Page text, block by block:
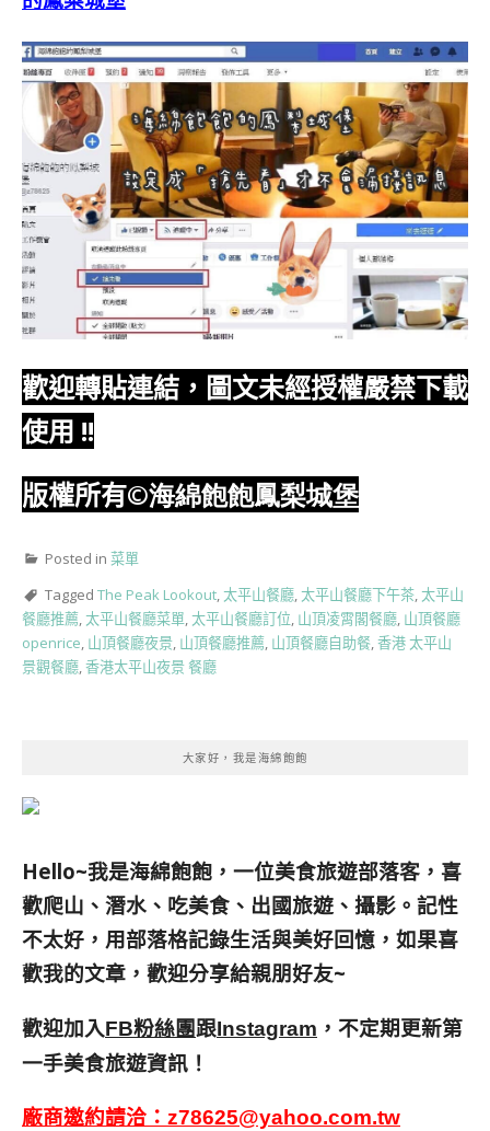
歡迎轉貼連結，圖文未經授權嚴禁下載
使用 !!
版權所有©海綿飽飽鳳梨城堡
Posted in 菜單
Tagged The Peak Lookout,太平山餐廳,太平山餐廳下午茶,太平山
餐廳推薦,太平山餐廳菜單,太平山餐廳訂位, 山頂凌霄閣餐廳, 山頂餐廳
openrice, 山頂餐廳夜景, 山頂餐廳推薦, 山頂餐廳自助餐,香港 太平山
景觀餐廳,香港太平山夜景 餐廳
大家好，我是海綿飽飽
Hello~我是海綿飽飽，一位美食旅遊部落客， 喜
歡爬山、潛水、吃美食、出國旅遊、攝影。 記性
不太好，用部落格記錄生活與美好回憶， 如果喜
歡我的文章，歡迎分享給親朋好友~
歡迎加入FB粉絲團跟Instagram ，不定期更新第
一手美食旅遊資訊！
廠商邀約請洽： z78625@yahoo.com.tw